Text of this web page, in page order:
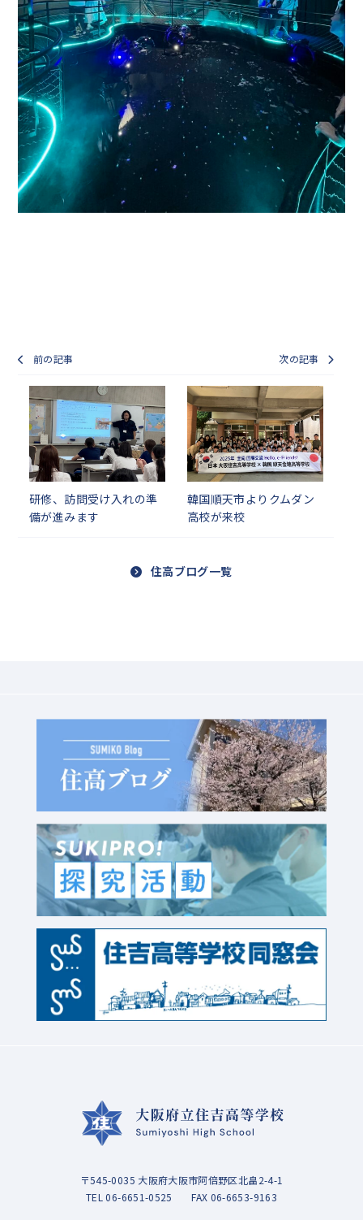
前の記事
研修、訪問受け入れの準
備が進みます
次の記事
韓国順天市よりクムダン
高校が来校
住高ブログ一覧
〒545-0035 大阪府大阪市阿倍野区北畠2-4-1
TEL06-6651-0525 FAX 06-6653-9163